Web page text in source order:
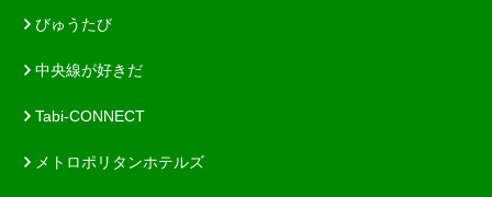
びゅうたび
中央線が好きだ
Tabi-CONNECT
メトロポリタンホテルズ